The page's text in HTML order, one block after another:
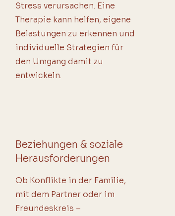
Stress verursachen. Eine
Therapie kann helfen, eigene
Belastungen zu erkennen und
individuelle Strategien für
den Umgang damit zu
entwickeln.
Beziehungen & soziale
Herausforderungen
Ob Konflikte in der Familie,
mit dem Partner oder im
Freundeskreis –